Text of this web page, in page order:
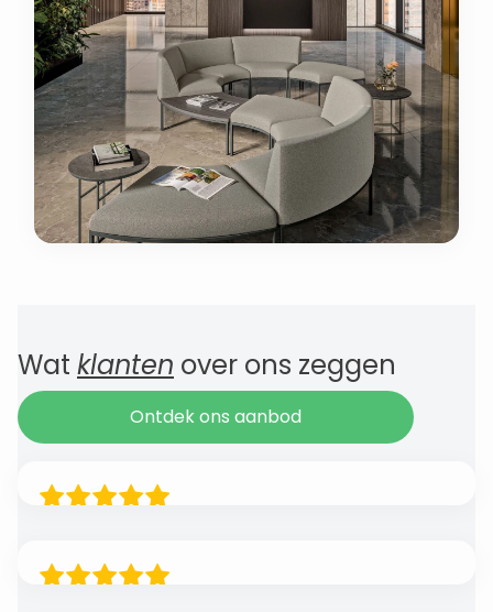
Wat klanten over ons zeggen
Ontdek ons aanbod
geleden kritisch naar mijn werkhouding te